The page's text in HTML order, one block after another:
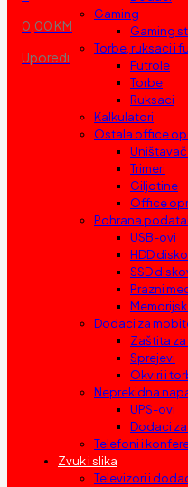
0,00 KM
Uporedi
Gaming
Gaming
Torbe, ruksaci i
Futrole
Torbe
Ruksaci
Kalkulatori
Ostala office
Trimeri
Giljotine
Office
Pohrana
USB-ovi
HDD
SSD
Prazni
Dodaci za
Zaštita
Sprejevi
Okviri i
Neprekidna
UPS-ovi
Dodaci
Telefoni i
Zvuk i slika
Televizori i